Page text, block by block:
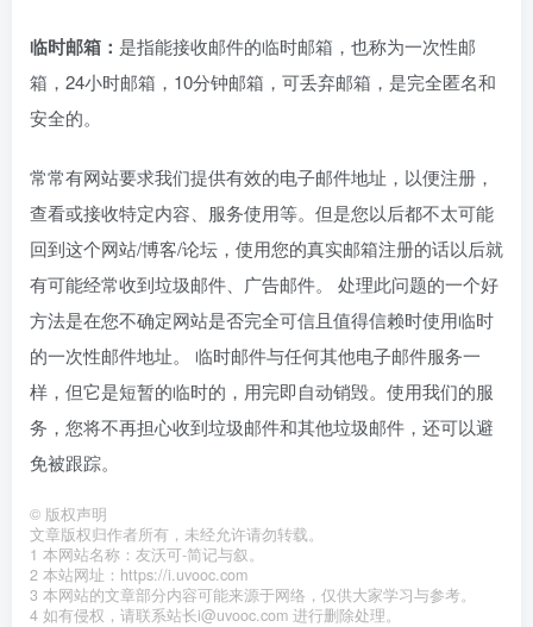
临时邮箱： 是指能接收邮件的临时邮箱，也称为一次性邮
箱，24小时邮箱，10分钟邮箱，可丢弃邮箱，是完全匿名和
安全的。
常常有网站要求我们提供有效的电子邮件地址，以便注册，
查看或接收特定内容、服务使用等。但是您以后都不太可能
回到这个网站/博客/论坛，使用您的真实邮箱注册的话以后就
有可能经常收到垃圾邮件、广告邮件。 处理此问题的一个好
方法是在您不确定网站是否完全可信且值得信赖时使用临时
的一次性邮件地址。 临时邮件与任何其他电子邮件服务一
样，但它是短暂的临时的，用完即自动销毁。使用我们的服
务，您将不再担心收到垃圾邮件和其他垃圾邮件，还可以避
免被跟踪。
© 版权声明
文章版权归作者所有，未经允许请勿转载。
1 本网站名称：友沃可-简记与叙。
2 本站网址：https://i.uvooc.com
3 本网站的文章部分内容可能来源于网络，仅供大家学习与参考。
4 如有侵权，请联系站长i@uvooc.com 进行删除处理。